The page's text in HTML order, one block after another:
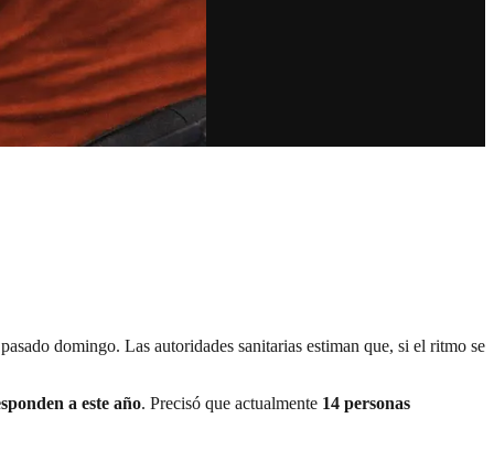
domingo. Las autoridades sanitarias estiman que, si el ritmo se
a este año. Precisó que actualmente 14 personas